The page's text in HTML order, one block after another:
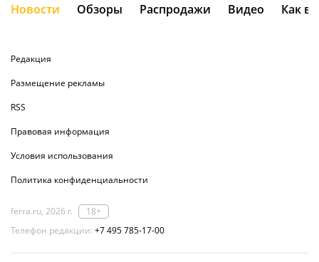
Новости Обзоры Распродажи Видео Как
Редакция
Размещение рекламы
RSS
Правовая информация
Условия использования
Политика конфиденциальности
ferra.ru, 2026 г.
18+
Телефон редакции: +7 495 785-17-00